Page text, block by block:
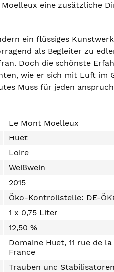
eine zusätzliche
ein flüssiges
als Begleiter zu
Doch die schönste
wie er sich mit Luft im
Muss für jeden
Le Mont Moelleux
Huet
Loire
Weißwein
2015
Öko-Kontrollstelle: DE-
1 x 0,75 Liter
12,50 %
Domaine Huet, 11 rue de
France
Trauben und Stabilisatoren